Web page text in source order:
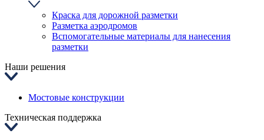
Краска для дорожной разметки
Разметка аэродромов
Вспомогательные материалы для нанесения
разметки
Наши решения
Мостовые конструкции
Техническая поддержка